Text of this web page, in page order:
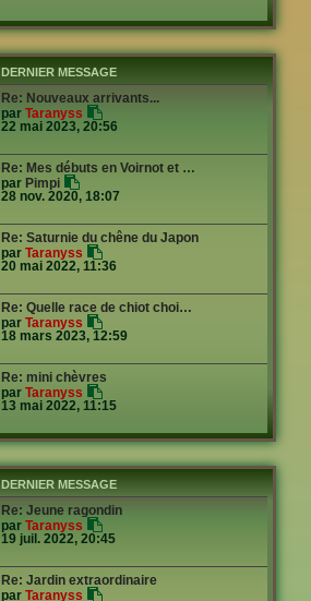
e
s
s
a
g
e
n
i
e
m
s
a
e
l
d
e
r
n
e
r
s
a
e
DERNIER MESSAGE
Re: Nouveaux arrivants...
par Taranyss
o
l
e
d
e
n
i
r
e
s
a
22 mai 2023, 20:56
Re: Mes débuts en Voirnot et …
par Pimpi
o
l
e
d
e
n
i
r
e
s
a
28 nov. 2020, 18:07
Re: Saturnie du chêne du Japon
par Taranyss
o
l
e
d
e
n
i
r
e
s
s
a
g
e
20 mai 2022, 11:36
Re: Quelle race de chiot choi…
par Taranyss
o
l
e
d
e
n
i
e
m
e
s
a
e
18 mars 2023, 12:59
Re: mini chèvres
par Taranyss
o
l
d
e
r
n
e
r
s
13 mai 2022, 11:15
DERNIER MESSAGE
Re: Jeune ragondin
par Taranyss
o
l
e
19 juil. 2022, 20:45
Re: Jardin extraordinaire
par Taranyss